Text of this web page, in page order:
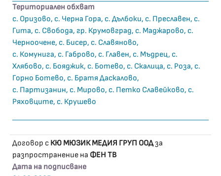
Териториален обхват
с. Оризово, с. Черна Гора, с. Дълбоки, с. Преславен, с.
Гита, с. Свобода, гр. Крумовград, с. Маджарово, с.
Черноочене, с. Бисер, с. Славяново,
с. Комунига, с. Габрово, с. Главен, с. Мъдрец, с.
Хлябово, с. Бояджик, с. Ботево, с. Скалица, с. Роза, с.
Горно Ботево, с. Братя Даскалово,
с. Партизанин, с. Мирово, с. Петко Славейково, с.
Ряховците, с. Крушево
Договор с КЮ МЮЗИК МЕДИЯ ГРУП ООДза
разпространение на ФЕН ТВ
Дата на подписване